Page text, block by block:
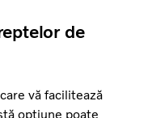
de
vă facilitează
opțiune poate